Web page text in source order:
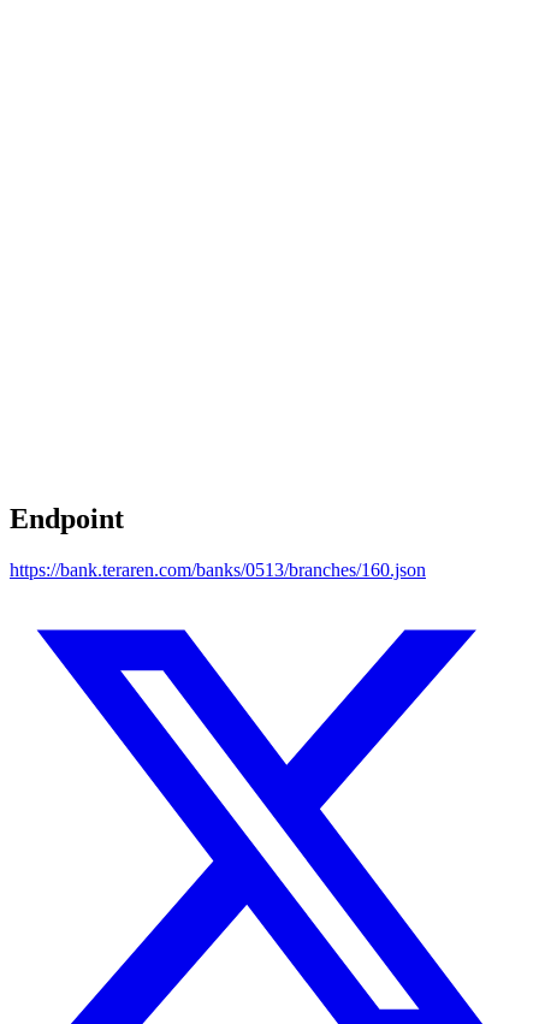
Endpoint
https://bank.teraren.com/banks/0513/branches/160.json